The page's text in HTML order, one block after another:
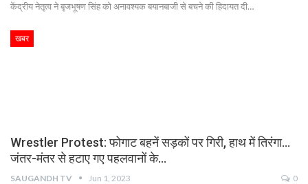
केंद्रीय नेतृत्व ने बृजभूषण सिंह को अनावश्यक बयानबाजी से बचने की हिदायत दी…
खबर
Wrestler Protest: फोगाट बहनें सड़कों पर गिरी, हाथ में तिरंगा…
जंतर-मंतर से हटाए गए पहलवानों के…
SAUGANDH TV Jun 1, 2023 0